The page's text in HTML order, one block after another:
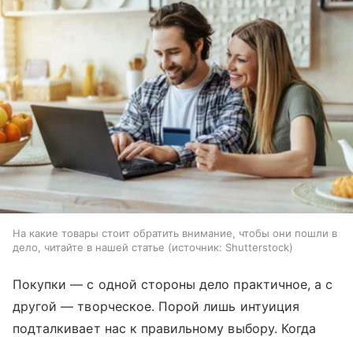
На какие товары стоит обратить внимание, чтобы они пошли в
дело, читайте в нашей статье
источник: Shutterstock
Покупки — с одной стороны дело практичное, а с
другой — творческое. Порой лишь интуиция
подталкивает нас к правильному выбору. Когда